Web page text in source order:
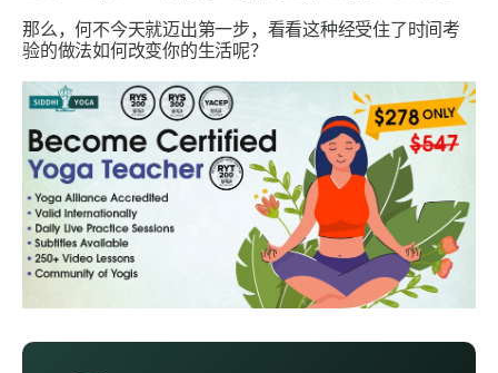
那么，何不今天就迈出第一步，看看这种经受住了时间考
验的做法如何改变你的生活呢？